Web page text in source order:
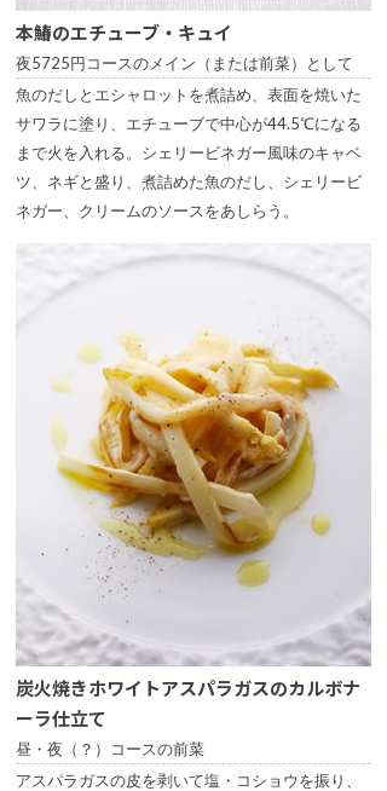
本鰆のエチューブ・キュイ
夜5725円コースのメイン（または前菜）として
魚のだしとエシャロットを煮詰め、表面を焼いた
サワラに塗り、エチューブで中心が44.5℃になる
まで火を入れる。シェリービネガー風味のキャベ
ツ、ネギと盛り、煮詰めた魚のだし、シェリービ
ネガー、クリームのソースをあしらう。
炭火焼きホワイトアスパラガスのカルボナ
ーラ仕立て
昼・夜（？）コースの前菜
アスパラガスの皮を剥いて塩・コショウを振り、